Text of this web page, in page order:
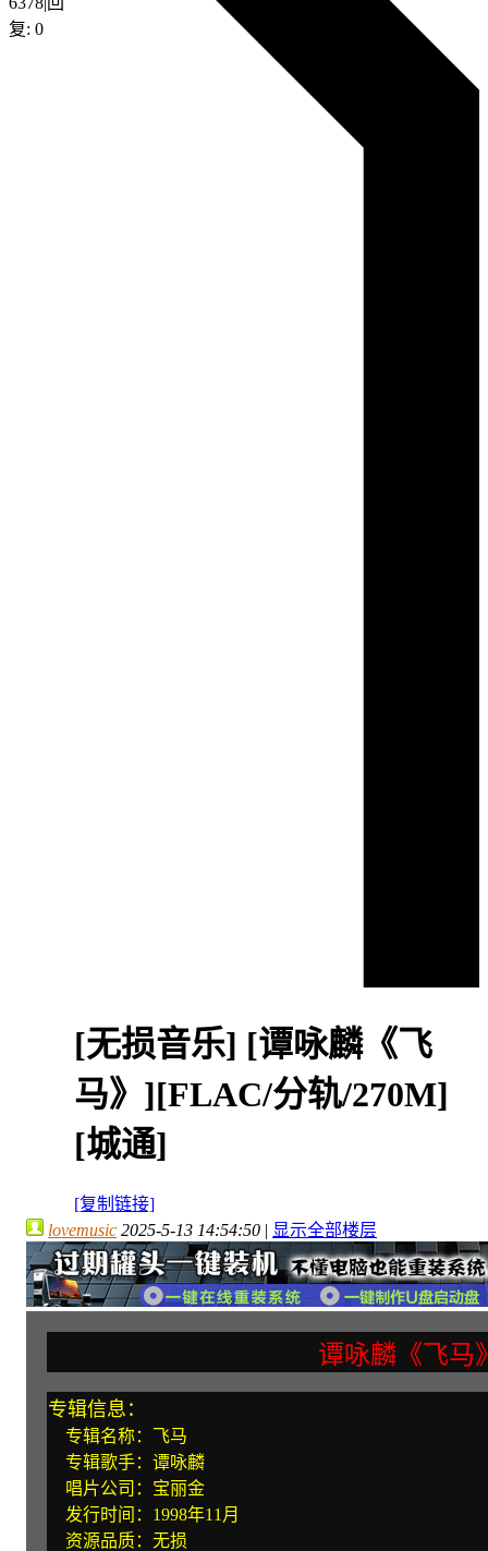
复: 0
[无损音乐] [谭咏麟《飞
马》][FLAC/分轨/270M]
[城通]
[复制链接]
lovemusic 2025-5-13 14:54:50 | 显示全部楼层
谭咏麟《飞马
专辑信息：
专辑名称：飞马
专辑歌手：谭咏麟
唱片公司：宝丽金
发行时间：1998年11月
资源品质：无损